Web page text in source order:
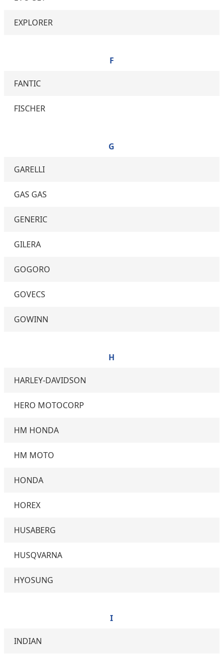
EXPLORER
F
FANTIC
FISCHER
G
GARELLI
GAS GAS
GENERIC
GILERA
GOGORO
GOVECS
GOWINN
H
HARLEY-DAVIDSON
HERO MOTOCORP
HM HONDA
HM MOTO
HONDA
HOREX
HUSABERG
HUSQVARNA
HYOSUNG
I
INDIAN